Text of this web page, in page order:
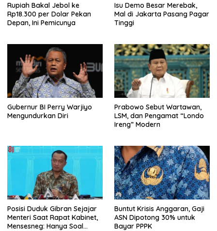
Rupiah Bakal Jebol ke
Rp18.300 per Dolar Pekan
Depan, Ini Pemicunya
Isu Demo Besar Merebak,
Mal di Jakarta Pasang Pagar
Tinggi
Gubernur BI Perry Warjiyo
Mengundurkan Diri
Prabowo Sebut Wartawan,
LSM, dan Pengamat “Londo
Ireng” Modern
Posisi Duduk Gibran Sejajar
Menteri Saat Rapat Kabinet,
Mensesneg: Hanya Soal
Buntut Krisis Anggaran, Gaji
ASN Dipotong 30% untuk
Bayar PPPK